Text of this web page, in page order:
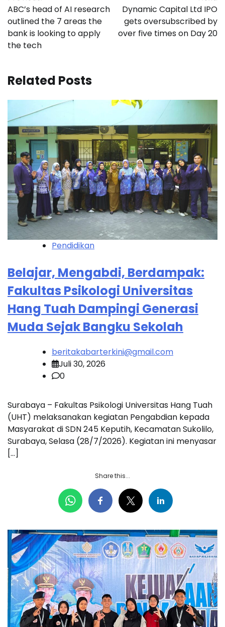
pos
ABC’s head of AI research
outlined the 7 areas the
bank is looking to apply
the tech
Dynamic Capital Ltd IPO
gets oversubscribed by
over five times on Day 20
Related Posts
Pendidikan
Belajar, Mengabdi, Berdampak:
Fakultas Psikologi Universitas
Hang Tuah Dampingi Generasi
Muda Sejak Bangku Sekolah
beritakabarterkini@gmail.com
Juli 30, 2026
0
Surabaya – Fakultas Psikologi Universitas Hang Tuah
(UHT) melaksanakan kegiatan Pengabdian kepada
Masyarakat di SDN 245 Keputih, Kecamatan Sukolilo,
Surabaya, Selasa (28/7/2026). Kegiatan ini menyasar
[…]
Share this...